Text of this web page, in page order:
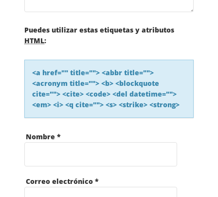
Ó
N
D
A
E
Puedes utilizar estas etiquetas y atributos
HTML:
<a href="" title=""> <abbr title="">
<acronym title=""> <b> <blockquote
cite=""> <cite> <code> <del datetime="">
<em> <i> <q cite=""> <s> <strike> <strong>
Nombre *
Correo electrónico *